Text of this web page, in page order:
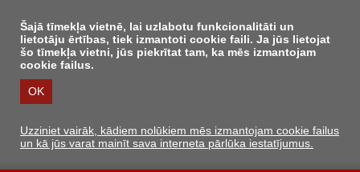
Šajā tīmekļa vietnē, lai uzlabotu funkcionalitāti un
lietotāju ērtības, tiek izmantoti cookie faili. Ja jūs lietojat
šo tīmekļa vietni, jūs piekrītat tam, ka mēs izmantojam
cookie failus.
OK
Uzziniet vairāk, kādiem nolūkiem mēs izmantojam cookie failus
un kā jūs varat mainīt sava interneta pārlūka iestatījumus.